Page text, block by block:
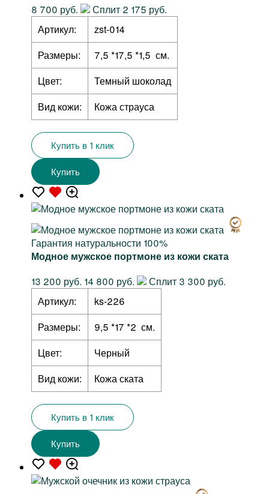
8 700 руб.
Сплит 2 175 руб.
Артикул:
zst-014
Размеры:
7,5 *17,5 *1,5 см.
Цвет:
Темный шоколад
Вид кожи:
Кожа страуса
Купить в 1 клик
Купить
Гарантия натуральности 100%
Модное мужское портмоне из кожи ската
13 200 руб. 14 800 руб.
Сплит 3 300 руб.
Артикул:
ks-226
Размеры:
9,5 *17 *2 см.
Цвет:
Черный
Вид кожи:
Кожа ската
Купить в 1 клик
Купить